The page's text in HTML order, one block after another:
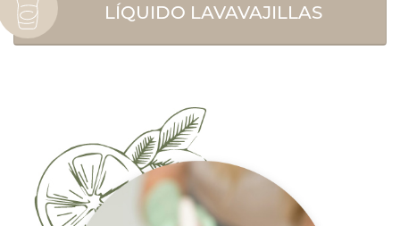
LÍQUIDO LAVAVAJILLAS